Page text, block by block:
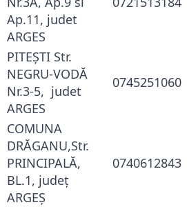
Ap.11, judet
ARGES
PITEŞTI Str.
NEGRU-VODĂ
Nr.3-5, judet
ARGES
0745251060
COMUNA
DRĂGANU,Str.
PRINCIPALĂ,
BL.1, judeţ
ARGEŞ
0740612843